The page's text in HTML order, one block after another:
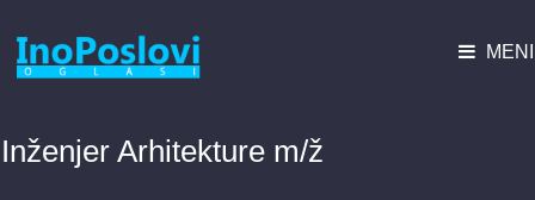
MENI
Inženjer Arhitekture m/ž